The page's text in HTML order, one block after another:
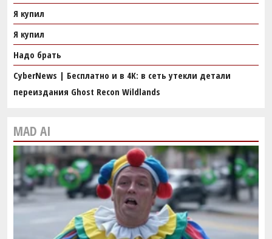
Я купил
Я купил
Надо брать
CyberNews | Бесплатно и в 4K: в сеть утекли детали
переиздания Ghost Recon Wildlands
MAD AI